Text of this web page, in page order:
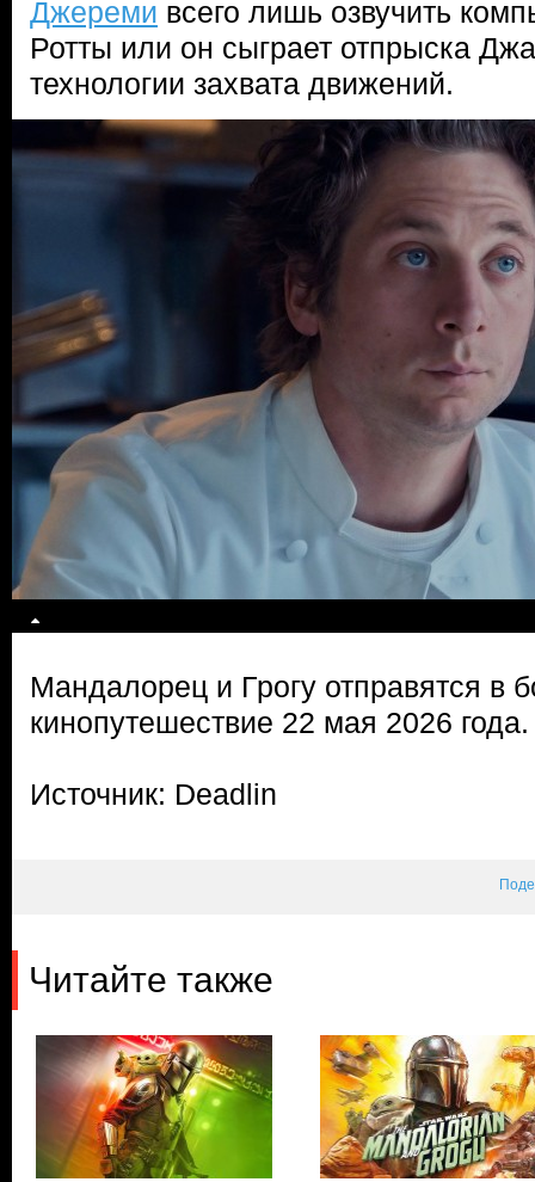
Джереми всего лишь озвучить
Ротты или он сыграет отпрыска
технологии захвата движений.
Мандалорец и Грогу отправятся в
кинопутешествие 22 мая 2026 года.
Источник: Deadlin
Читайте также